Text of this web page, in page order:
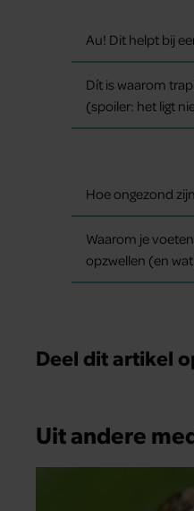
Au! Dit helpt bij
Dít is waarom
(spoiler: het ligt
Hoe ongezond
Waarom je
opzwellen (en
Deel dit artikel
Uit andere